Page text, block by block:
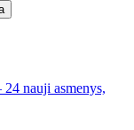
nauji asmenys,